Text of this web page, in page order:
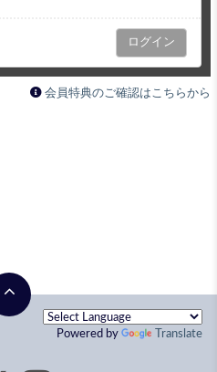
会員特典のご確認はこちらから
Powered by Translate